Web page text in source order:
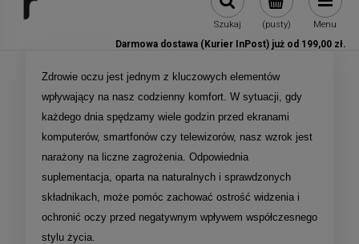
(pusty)
Szukaj Menu
Darmowa dostawa (Kurier InPost) już od 199,00 zł.
Zdrowie oczu jest jednym z kluczowych elementów
wpływający na nasz codzienny komfort. W sytuacji, gdy
każdego dnia spędzamy wiele godzin przed ekranami
komputerów, smartfonów czy telewizorów, nasz wzrok jest
narażony na liczne zagrożenia. Odpowiednia
suplementacja, oparta na naturalnych i sprawdzonych
składnikach, może pomóc zachować ostrość widzenia i
ochronić oczy przed negatywnym wpływem współczesnego
stylu życia.